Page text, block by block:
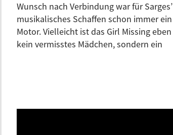
Wunsch nach Verbindung war für Sarges’
musikalisches Schaffen schon immer ein
Motor. Vielleicht ist das Girl Missingeben
kein vermisstes Mädchen, sondern ein